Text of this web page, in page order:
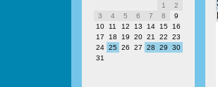
1
2
3
4 5 6 7 8
9
10
11 12 13 14 15
16
17
18 19 20 21 22
23
24 25 26 27 28 29
30
31